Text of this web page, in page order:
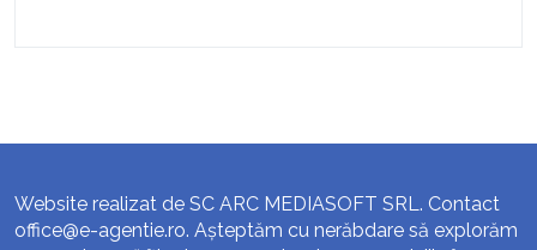
Website realizat de SC ARC MEDIASOFT SRL. Contact
office@e-agentie.ro. Așteptăm cu nerăbdare să explorăm